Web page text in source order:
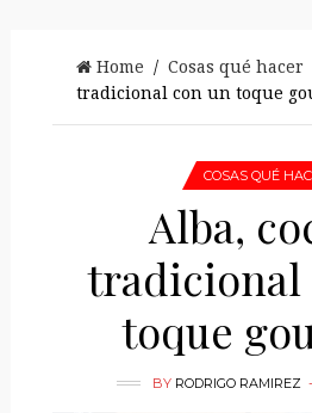
Home / Cosas qué hacer
tradicional con un toque
COSAS QUÉ
Alba,
tradicional
toque
BY RODRIGO RAMIREZ